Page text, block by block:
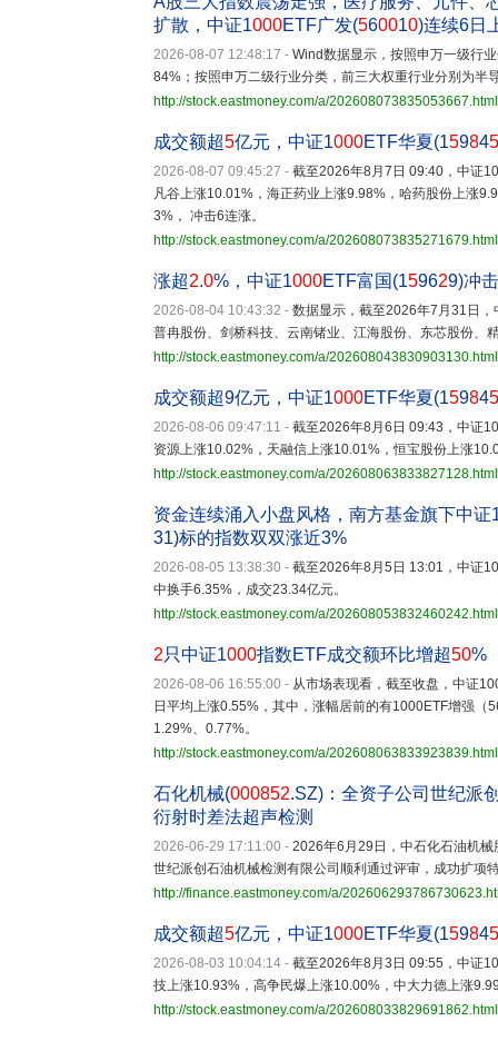
扩散，中证1000ETF广发(560010)连续6日
2026-08-07 12:48:17 - Wind数据显示，按照申万一级行
84%；按照申万二级行业分类，前三大权重行业分别为
http://stock.eastmoney.com/a/202608073835053667.html
成交额超5亿元，中证1000ETF华夏(159845
2026-08-07 09:45:27 - 截至2026年8月7日 09:40，中证
凡谷上涨10.01%，海正药业上涨9.98%，哈药股份上涨
3%， 冲击6连涨。
http://stock.eastmoney.com/a/202608073835271679.html
涨超2.0%，中证1000ETF富国(159629)冲
2026-08-04 10:43:32 - 数据显示，截至2026年7月31日
普冉股份、剑桥科技、云南锗业、江海股份、东芯股份、
http://stock.eastmoney.com/a/202608043830903130.html
成交额超9亿元，中证1000ETF华夏(159845
2026-08-06 09:47:11 - 截至2026年8月6日 09:43，中证
资源上涨10.02%，天融信上涨10.01%，恒宝股份上涨
http://stock.eastmoney.com/a/202608063833827128.html
资金连续涌入小盘风格，南方基金旗下中证
31)标的指数双双涨近3%
2026-08-05 13:38:30 - 截至2026年8月5日 13:01，中证
中换手6.35%，成交23.34亿元。
http://stock.eastmoney.com/a/202608053832460242.html
2只中证1000指数ETF成交额环比增超50%
2026-08-06 16:55:00 - 从市场表现看，截至收盘，中证
日平均上涨0.55%，其中，涨幅居前的有1000ETF增强
1.29%、0.77%。
http://stock.eastmoney.com/a/202608063833923839.html
石化机械(000852.SZ)：全资子公司世纪派
衍射时差法超声检测
2026-06-29 17:11:00 - 2026年6月29日，中石化石油机械
世纪派创石油机械检测有限公司顺利通过评审，成功扩项
http://finance.eastmoney.com/a/
成交额超5亿元，中证1000ETF华夏(159845
2026-08-03 10:04:14 - 截至2026年8月3日 09:55，中证
技上涨10.93%，高争民爆上涨10.00%，中大力德上涨
http://stock.eastmoney.com/a/202608033829691862.html